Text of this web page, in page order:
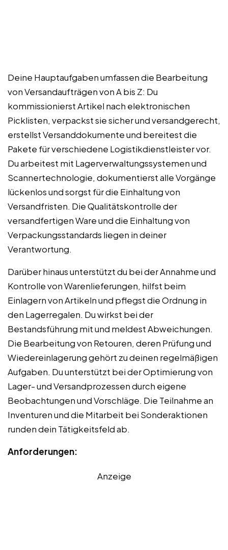
Deine Hauptaufgaben umfassen die Bearbeitung
von Versandaufträgen von A bis Z: Du
kommissionierst Artikel nach elektronischen
Picklisten, verpackst sie sicher und versandgerecht,
erstellst Versanddokumente und bereitest die
Pakete für verschiedene Logistikdienstleister vor.
Du arbeitest mit Lagerverwaltungssystemen und
Scannertechnologie, dokumentierst alle Vorgänge
lückenlos und sorgst für die Einhaltung von
Versandfristen. Die Qualitätskontrolle der
versandfertigen Ware und die Einhaltung von
Verpackungsstandards liegen in deiner
Verantwortung.
Darüber hinaus unterstützt du bei der Annahme und
Kontrolle von Warenlieferungen, hilfst beim
Einlagern von Artikeln und pflegst die Ordnung in
den Lagerregalen. Du wirkst bei der
Bestandsführung mit und meldest Abweichungen.
Die Bearbeitung von Retouren, deren Prüfung und
Wiedereinlagerung gehört zu deinen regelmäßigen
Aufgaben. Du unterstützt bei der Optimierung von
Lager- und Versandprozessen durch eigene
Beobachtungen und Vorschläge. Die Teilnahme an
Inventuren und die Mitarbeit bei Sonderaktionen
runden dein Tätigkeitsfeld ab.
Anforderungen:
Anzeige